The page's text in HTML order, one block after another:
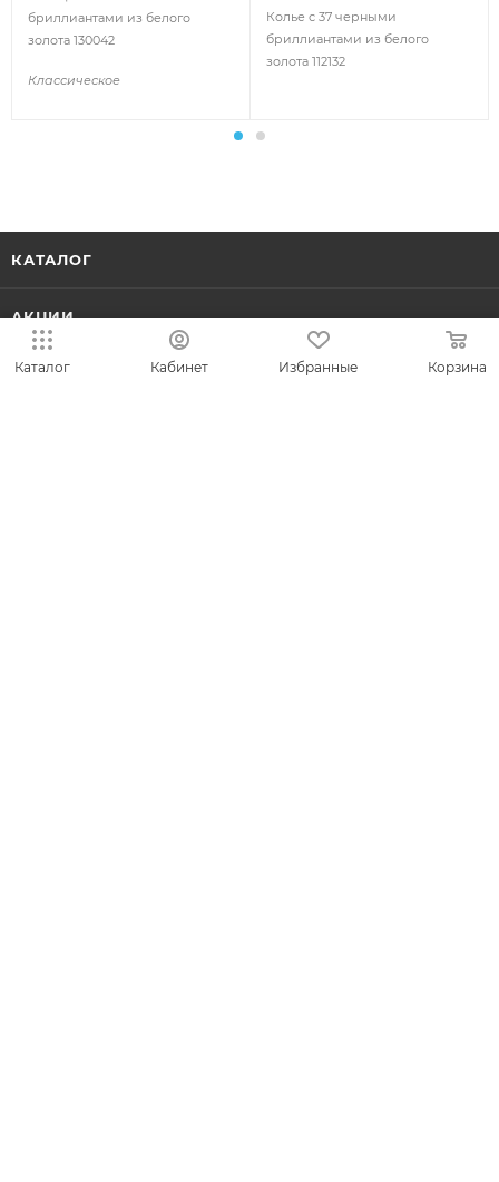
бриллиантами из белого
золота 130042
Классическое
Колье с 37 черными
бриллиантами из белого
золота 112132
КАТАЛОГ
АКЦИИ
КОЛЛЕКЦИИ
Каталог Кабинет Избранные Корзина